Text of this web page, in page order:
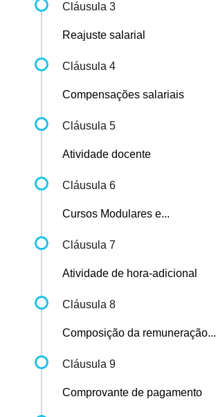
Cláusula 3
Reajuste salarial
Cláusula 4
Compensações salariais
Cláusula 5
Atividade docente
Cláusula 6
Cursos Modulares e...
Cláusula 7
Atividade de hora-adicional
Cláusula 8
Composição da remuneração...
Cláusula 9
Comprovante de pagamento